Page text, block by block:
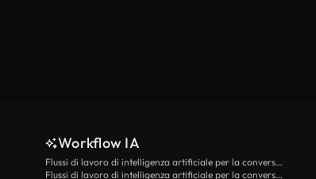
Workflow IA
Flussi di lavoro di intelligenza artificiale per la conversione da testo a video
Flussi di lavoro di intelligenza artificiale per la conversione di immagini in video